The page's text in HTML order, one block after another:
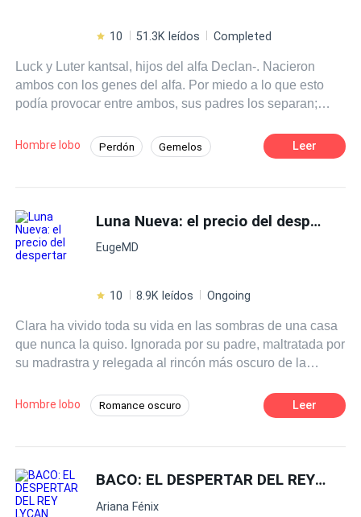
y Ethan se encuentran, la vida de ambos cambia para
y desentrañar una profecía que puede restaurar el
equilibrio entre ambos mundos, humanos y hombres
lobos ¿Podrán superar los desafíos y encontrar su lugar
10 51.3K leídos Completed
Luck y Luter kantsal, hijos del alfa Declan-. Nacieron
ambos con los genes del alfa. Por miedo a lo que esto
podía provocar entre ambos, sus padres los separan;
obliga intercambiar identidades. Gracias a eso, Luter
conoce a Mía, hembra alfa de la manada de su
Hombre lobo Perdón Gemelos Leer
Luna Nueva: el precio del despertar
EugeMD
10 8.9K leídos Ongoing
Clara ha vivido toda su vida en las sombras de una casa
que nunca la quiso. Ignorada por su padre, maltratada por
su madrastra y relegada al rincón más oscuro de la
de la infancia. Su protector. Ella sueña con que despierte
como su compañero destinado en la Ceremonia de la
otra… y Clara es marcada por un extraño. Cinco años
después, Clara ya no es la misma. De aquella joven
inocente solo queda el nombre. ¿Puede un lazo nacido
Hombre lobo Romance oscuro
Traición Malentendido
De Débil a Fuerte
Leer
BACO: EL DESPERTAR DEL REY LYCAN
Ariana Fénix